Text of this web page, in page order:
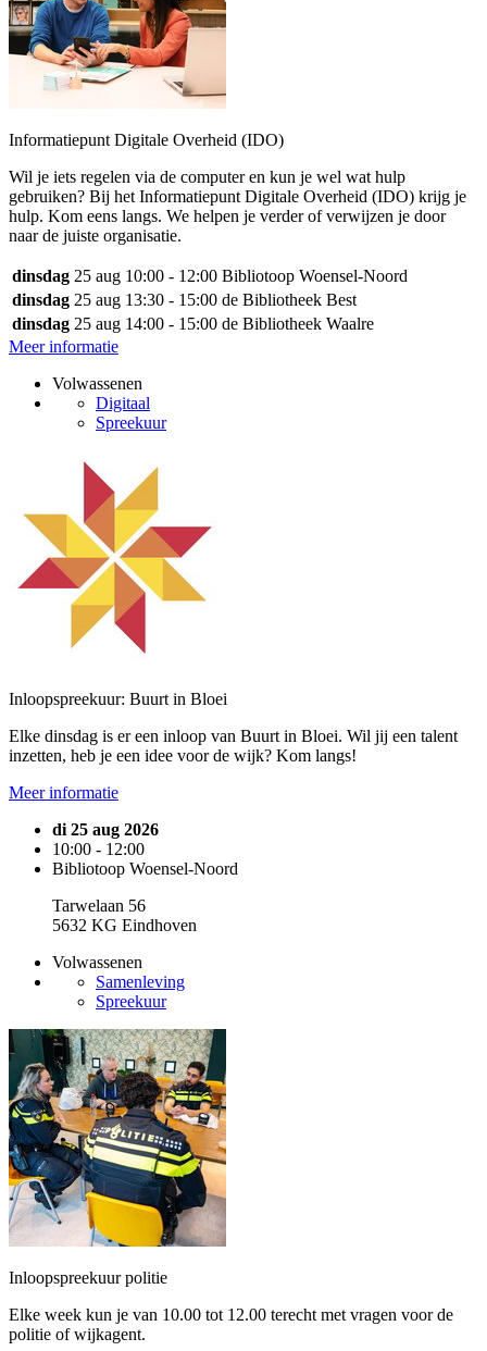
Informatiepunt Digitale Overheid (IDO)
Wil je iets regelen via de computer en kun je wel wat hulp
gebruiken? Bij het Informatiepunt Digitale Overheid (IDO) krijg je
hulp. Kom eens langs. We helpen je verder of verwijzen je door
naar de juiste organisatie.
dinsdag 25 aug 10:00 - 12:00 Bibliotoop Woensel-Noord
dinsdag 25 aug 13:30 - 15:00 de Bibliotheek Best
dinsdag 25 aug 14:00 - 15:00 de Bibliotheek Waalre
Meer informatie
Volwassenen
Digitaal
Spreekuur
Inloopspreekuur: Buurt in Bloei
Elke dinsdag is er een inloop van Buurt in Bloei. Wil jij een talent
inzetten, heb je een idee voor de wijk? Kom langs!
Meer informatie
di 25 aug 2026
10:00 - 12:00
Bibliotoop Woensel-Noord
Tarwelaan 56
5632 KG Eindhoven
Volwassenen
Samenleving
Spreekuur
Inloopspreekuur politie
Elke week kun je van 10.00 tot 12.00 terecht met vragen voor de
politie of wijkagent.